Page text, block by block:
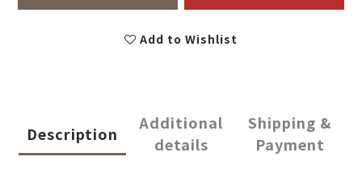
Add to Wishlist
Description
Additional
details
Shipping &
Payment